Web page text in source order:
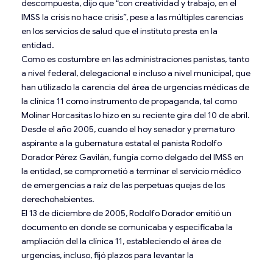
descompuesta, dijo que “con creatividad y trabajo, en el
IMSS la crisis no hace crisis”, pese a las múltiples carencias
en los servicios de salud que el instituto presta en la
entidad.
Como es costumbre en las administraciones panistas, tanto
a nivel federal, delegacional e incluso a nivel municipal, que
han utilizado la carencia del área de urgencias médicas de
la clínica 11 como instrumento de propaganda, tal como
Molinar Horcasitas lo hizo en su reciente gira del 10 de abril.
Desde el año 2005, cuando el hoy senador y prematuro
aspirante a la gubernatura estatal el panista Rodolfo
Dorador Pérez Gavilán, fungía como delgado del IMSS en
la entidad, se comprometió a terminar el servicio médico
de emergencias a raíz de las perpetuas quejas de los
derechohabientes.
El 13 de diciembre de 2005, Rodolfo Dorador emitió un
documento en donde se comunicaba y especificaba la
ampliación del la clínica 11, estableciendo el área de
urgencias, incluso, fijó plazos para levantar la